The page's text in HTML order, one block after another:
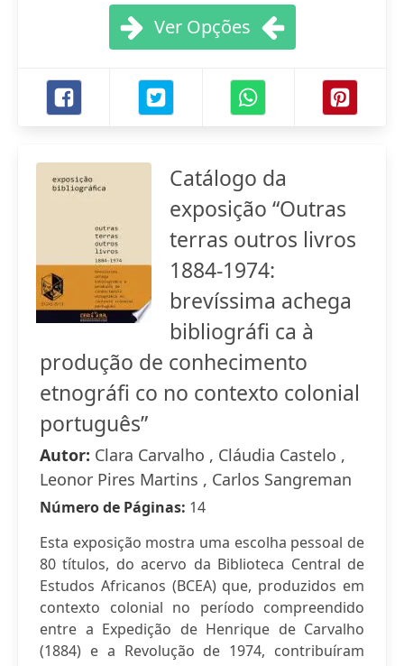
Ver Opções
Catálogo da
exposição “Outras
terras outros livros
1884-1974:
brevíssima achega
bibliográfi ca à
produção de conhecimento
etnográfi co no contexto colonial
português”
Autor: Clara Carvalho , Cláudia Castelo ,
Leonor Pires Martins , Carlos Sangreman
Número de Páginas: 14
Esta exposição mostra uma escolha pessoal de
80 títulos, do acervo da Biblioteca Central de
Estudos Africanos (BCEA) que, produzidos em
contexto colonial no período compreendido
entre a Expedição de Henrique de Carvalho
(1884) e a Revolução de 1974, contribuíram